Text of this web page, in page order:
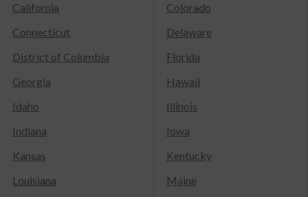
California
Colorado
Connecticut
Delaware
District of Columbia
Florida
Georgia
Hawaii
Idaho
Illinois
Indiana
Iowa
Kansas
Kentucky
Louisiana
Maine